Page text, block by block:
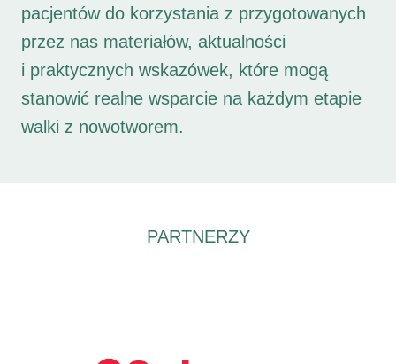
pacjentów do korzystania z przygotowanych
przez nas materiałów, aktualności
i praktycznych wskazówek, które mogą
stanowić realne wsparcie na każdym etapie
walki z nowotworem.
PARTNERZY